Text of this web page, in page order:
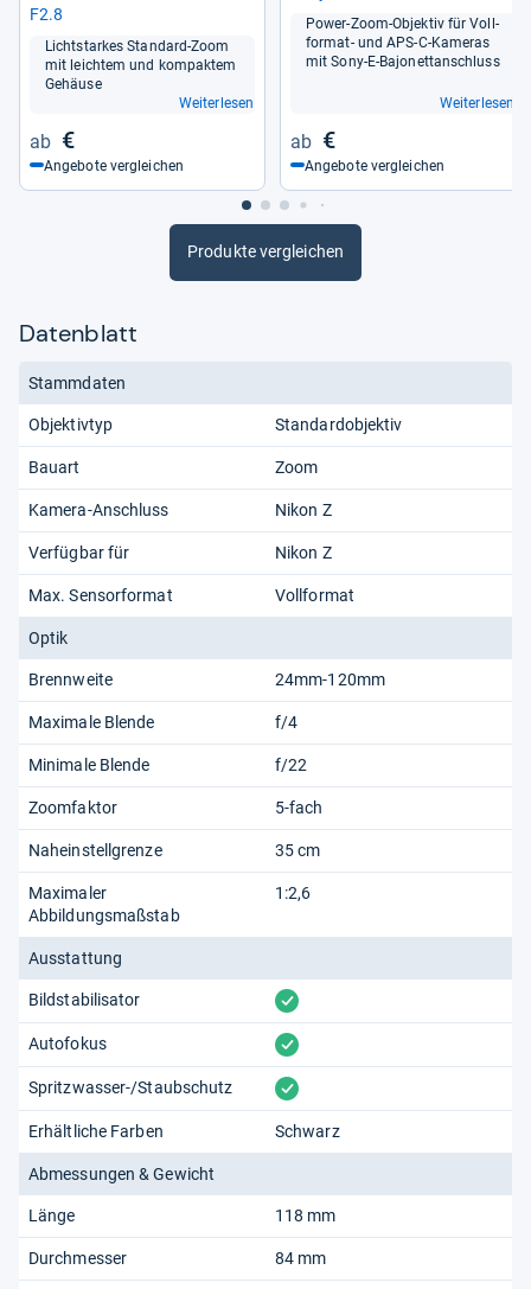
F2.8
Licht­star­kes Stan­dard-​Zoom
mit leich­tem und kom­pak­tem
Gehäuse
Weiterlesen
€
Angebote vergleichen
Power-​Zoom-​Objek­tiv für Voll­
for­mat-​ und APS-​C-​Kame­ras
mit Sony-​E-​Bajo­net­t­an­schluss
Weiterlesen
€
Angebote vergleichen
Produkte vergleichen
Datenblatt
Stammdaten
Objektivtyp Standardobjektiv
Bauart Zoom
Kamera-Anschluss Nikon Z
Verfügbar für Nikon Z
Max. Sensorformat Vollformat
Optik
Brennweite 24mm-120mm
Maximale Blende f/4
Minimale Blende f/22
Zoomfaktor 5-fach
Naheinstellgrenze 35 cm
Maximaler
Abbildungsmaßstab
1:2,6
Ausstattung
Bildstabilisator vorhanden
Autofokus vorhanden
Spritzwasser-/Staubschutz vorhanden
Erhältliche Farben Schwarz
Abmessungen & Gewicht
Länge 118 mm
Durchmesser 84 mm